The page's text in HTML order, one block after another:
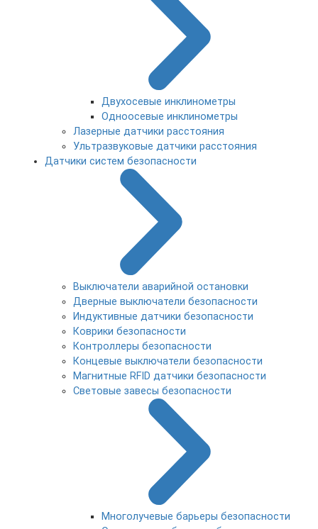
Двухосевые инклинометры
Одноосевые инклинометры
Лазерные датчики расстояния
Ультразвуковые датчики расстояния
Датчики систем безопасности
Выключатели аварийной остановки
Дверные выключатели безопасности
Индуктивные датчики безопасности
Коврики безопасности
Контроллеры безопасности
Концевые выключатели безопасности
Магнитные RFID датчики безопасности
Световые завесы безопасности
Многолучевые барьеры безопасности